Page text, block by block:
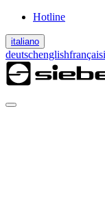
Hotline
italiano
deutschenglishfrançais